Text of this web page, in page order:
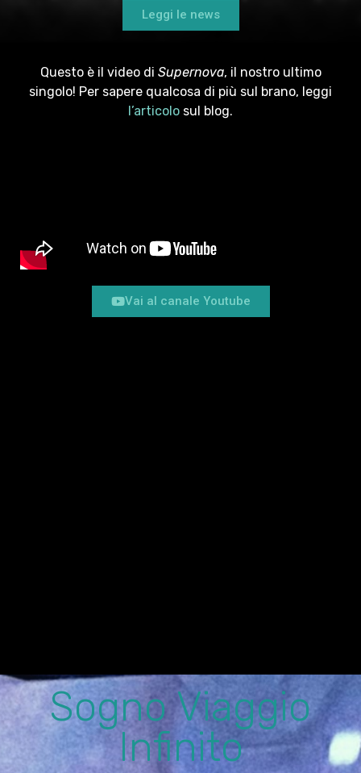
Leggi le news
Questo è il video di Supernova, il nostro ultimo
singolo! Per sapere qualcosa di più sul brano, leggi
l’articolo sul blog.
Vai al canale Youtube
Sogno Viaggio
Infinito